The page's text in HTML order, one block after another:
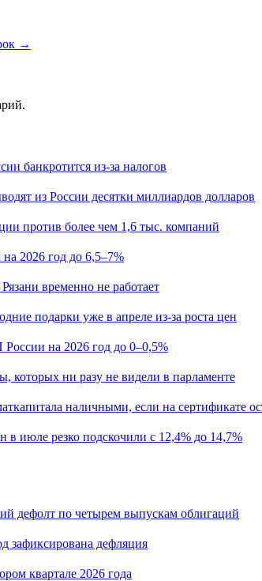
→
банкротится из-за налогов
из России десятки миллиардов долларов
против более чем 1,6 тыс. компаний
2026 год до 6,5–7%
временно не работает
подарки уже в апреле из-за роста цен
на 2026 год до 0–0,5%
которых ни разу не видели в парламенте
наличными, если на сертификате
июле резко подскочили с 12,4% до 14,7%
дефолт по четырем выпускам облигаций
зафиксирована дефляция
квартале 2026 года